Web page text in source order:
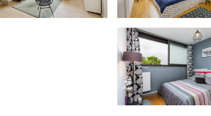
BLONVILLE
Appartement ville